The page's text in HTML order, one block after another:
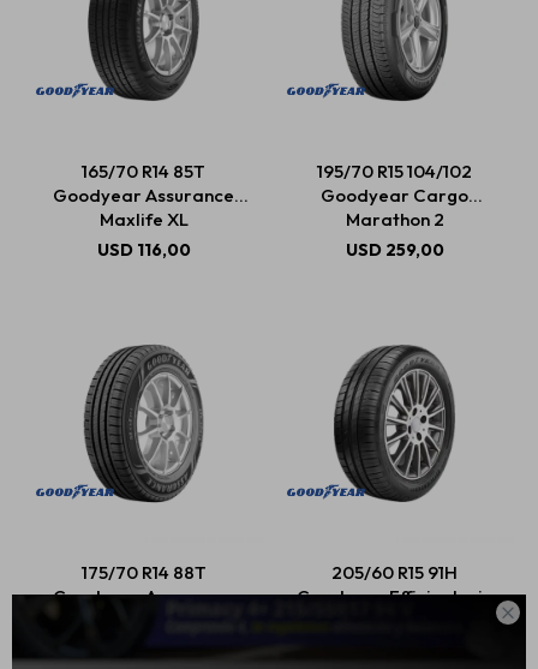

165/70 R14 85T
Goodyear Assurance
Maxlife XL
USD 116,00
195/70 R15 104/102
Goodyear Cargo
Marathon 2
USD 259,00
175/70 R14 88T
Goodyear Assurance
110,00
205/60 R15 91H
Goodyear Efficientgrip
Aditivos
Estética automotriz
Baterías
Repuestos
Servicios